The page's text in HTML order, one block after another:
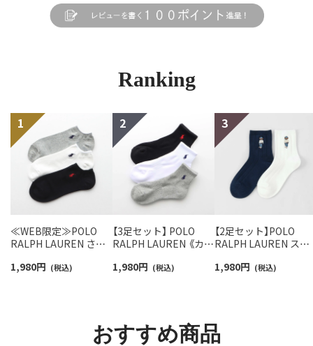
Ranking
≪WEB限定≫POLO
RALPH LAUREN さら
スニーカー丈ソックス
1,980円 (税込)
【3足セット】 POLO
RALPH LAUREN 《カラ
ンポイントソックス シ
1,980円 (税込)
【2足セット】POLO
RALPH LAUREN スタ
ロベア オーガニック
1,980円 (税込)
おすすめ商品